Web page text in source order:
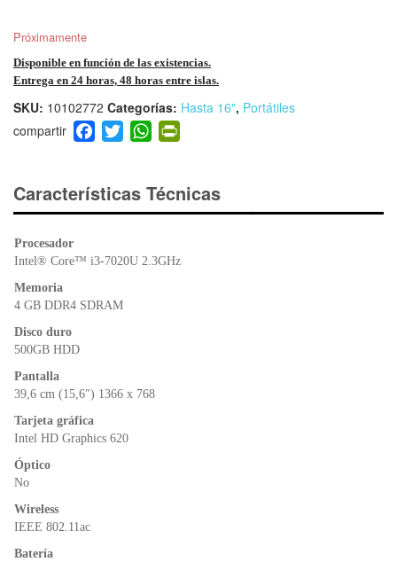
Próximamente
Disponible en función de las existencias.
Entrega en 24 horas, 48 horas entre islas.
SKU: 10102772 Categorías: Hasta 16", Portátiles
F
a
e
b
o
T
wi
er
W
h
s
A
p
ri
e
dl
Características Técnicas
Procesador
Intel® Core™ i3-7020U 2.3GHz
Memoria
4 GB DDR4 SDRAM
Disco duro
500GB HDD
Pantalla
39,6 cm (15,6″) 1366 x 768
Tarjeta gráfica
Intel HD Graphics 620
Óptico
No
Wireless
IEEE 802.11ac
Batería